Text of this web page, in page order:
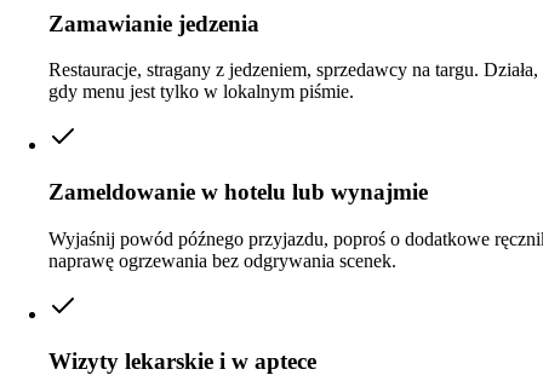
Zamawianie jedzenia
Restauracje, stragany z jedzeniem, sprzedawcy na targu.
gdy menu jest tylko w lokalnym piśmie.
Zameldowanie w hotelu lub wynajmie
Wyjaśnij powód późnego przyjazdu, poproś o dodatkowe
naprawę ogrzewania bez odgrywania scenek.
Wizyty lekarskie i w aptece